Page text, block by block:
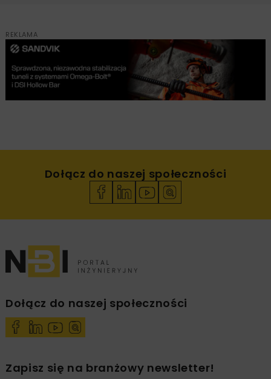
REKLAMA
Dołącz do naszej społeczności
Dołącz do naszej społeczności
Zapisz się na branżowy newsletter!